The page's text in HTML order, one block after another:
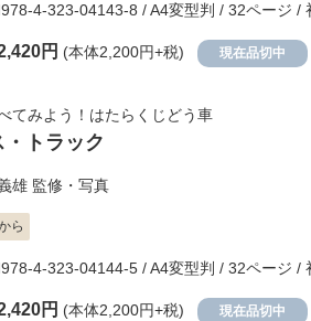
4-323-04143-8 / A4変型判 / 32ページ /
円 (本体2,200円+税) 現在品切中
てみよう！はたらくじどう車
・トラック
雄 監修・写真
ら
4-323-04144-5 / A4変型判 / 32ページ /
円 (本体2,200円+税) 現在品切中